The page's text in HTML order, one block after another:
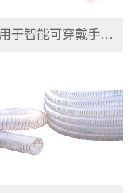
TPU用于智能可穿戴手环腕带